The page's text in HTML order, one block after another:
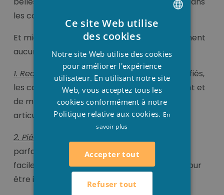
les conditions climatiques les plus extrêmes.
Et mieux encore, ils ne nécessitent pratiquement
aucun entretien.
1. Rectifié:
Grâce à leurs côtés et angles rectifiés,
les carreaux peuvent être installé rapidement et
de manière précise avec leurs petites
articulations.
2. Piédestal:
parfait, nos carreaux de porcelaine légers et
faciles à poser sont parfaitement adaptés pour
être installés sur des piédestaux.
ENGLISH
Ce site Web utilise
des cookies
Notre site Web utilise des cookies
pour améliorer l'expérience
utilisateur. En utilisant notre site
Web, vous acceptez tous les
cookies conformément à notre
Politique relative aux cookies. En
savoir plus
Accepter tout
Refuser tout